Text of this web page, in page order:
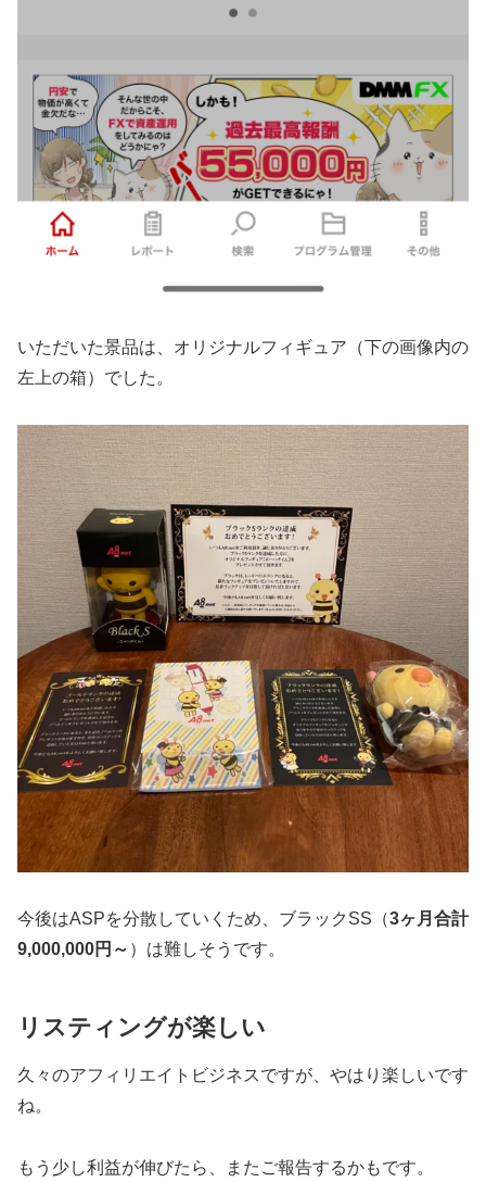
いただいた景品は、オリジナルフィギュア（下の画像内の
左上の箱）でした。
今後はASPを分散していくため、ブラックSS（3ヶ月合計
9,000,000円～ ）は難しそうです。
リスティングが楽しい
久々のアフィリエイトビジネスですが、やはり楽しいです
ね。
もう少し利益が伸びたら、またご報告するかもです。